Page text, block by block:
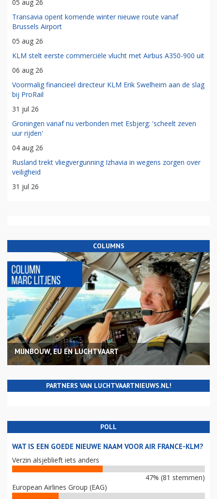
05 aug 26
Transavia opent komende winter nieuwe route vanaf
Brussels Airport
05 aug 26
KLM stelt eerste commerciële vlucht met Airbus A350-900 uit
06 aug 26
Voormalig financieel directeur KLM Erik Swelheim aan de slag
bij ProRail
31 jul 26
Groningen vanaf nu verbonden met Esbjerg: 'scheelt zeven
uur rijden'
04 aug 26
Rusland trekt vliegvergunning Izhavia in wegens zorgen over
veiligheid
31 jul 26
COLUMNS
MIJNBOUW, EU EN LUCHTVAART
PARTNERS VAN LUCHTVAARTNIEUWS.NL!
POLL
WAT IS EEN GOEDE NIEUWE NAAM VOOR AIR FRANCE-KLM?
Verzin alsjeblieft iets anders
47% (81 stemmen)
European Airlines Group (EAG)